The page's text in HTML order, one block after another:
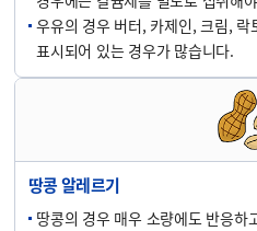
우유의 경우 버터, 카제인, 크림,
표시되어 있는 경우가 많습니다.
땅콩 알레르기
땅콩의 경우 매우 소량에도 반응하